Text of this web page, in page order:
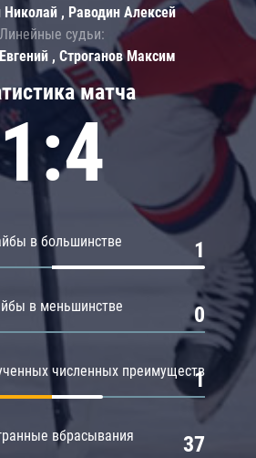
матча
в большинстве 1
в меньшинстве 0
численных преимуществ
1
вбрасывания 37
Николай , Раводин Алексей
Линейные судьи:
, Строганов Максим